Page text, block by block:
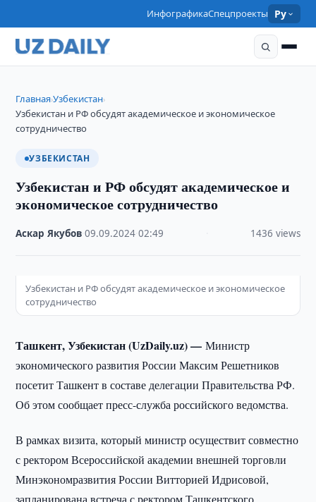
ИнфографикаСпецпроекты Ру
Главная›Узбекистан›
Узбекистан и РФ обсудят академическое и экономическое
сотрудничество
УЗБЕКИСТАН
Узбекистан и РФ обсудят академическое и
экономическое сотрудничество
Аскар Якубов ·09.09.2024 ·02:49 1436 views
Узбекистан и РФ обсудят академическое и экономическое
сотрудничество
Ташкент, Узбекистан (UzDaily.uz) —Министр
экономического развития России Максим Решетников
посетит Ташкент в составе делегации Правительства РФ.
Об этом сообщает пресс-служба российского ведомства.
В рамках визита, который министр осуществит совместно
с ректором Всероссийской академии внешней торговли
Минэкономразвития России Витторией Идрисовой,
запланирована встреча с ректором Ташкентского